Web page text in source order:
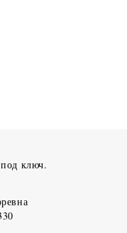
ключ.